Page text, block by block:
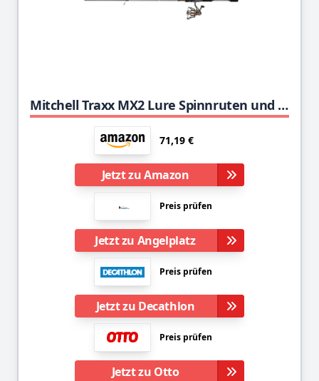
Mitchell Traxx MX2 Lure Spinnruten und Rollen Combo - Raubfisch Setup - Hecht, Barsch, Zander, Forelle, Grey, 2.13 m |5-21 g
71,19 €
Jetzt zu Amazon
Preis prüfen
Jetzt zu Angelplatz
Preis prüfen
Jetzt zu Decathlon
Preis prüfen
Jetzt zu Otto